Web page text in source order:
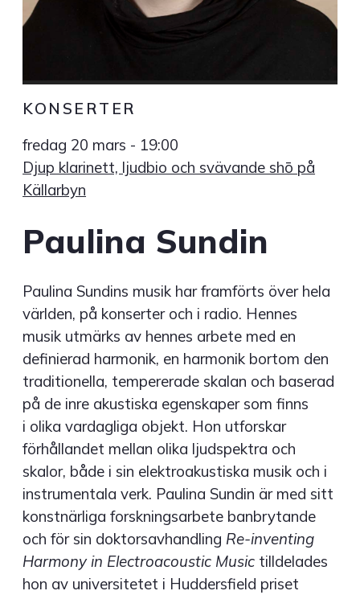
KONSERTER
fredag 20 mars - 19:00
Djup klarinett, ljudbio och svävande shō på
Källarbyn
Paulina Sundin
Paulina Sundins musik har framförts över hela
världen, på konserter och i radio. Hennes
musik utmärks av hennes arbete med en
definierad harmonik, en harmonik bortom den
traditionella, tempererade skalan och baserad
på de inre akustiska egenskaper som finns
i olika vardagliga objekt. Hon utforskar
förhållandet mellan olika ljudspektra och
skalor, både i sin elektroakustiska musik och i
instrumentala verk. Paulina Sundin är med sitt
konstnärliga forskningsarbete banbrytande
och för sin doktorsavhandling Re-inventing
Harmony in Electroacoustic Music tilldelades
hon av universitetet i Huddersfield priset